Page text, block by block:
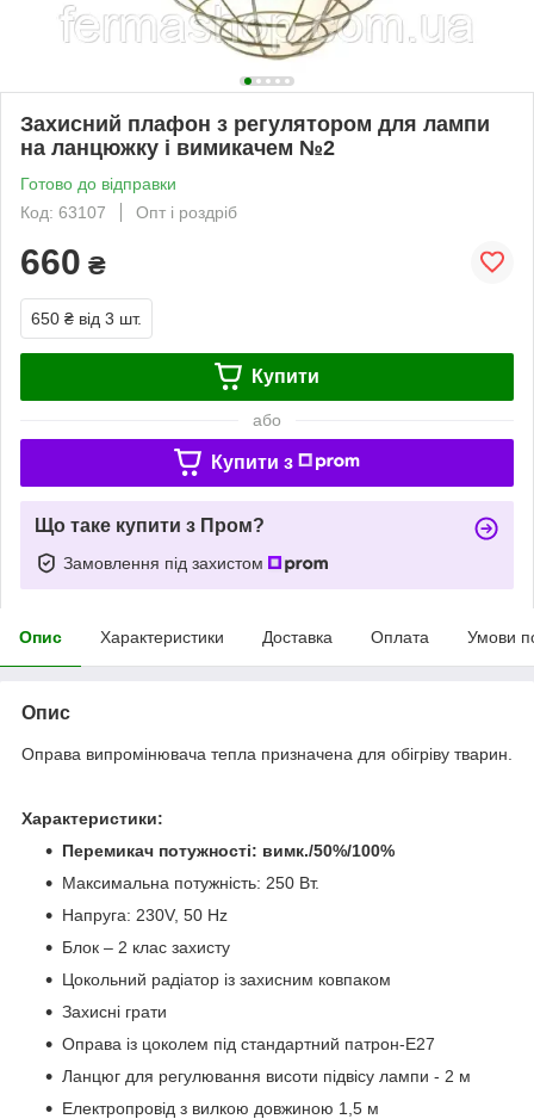
Захисний плафон з регулятором для лампи
на ланцюжку і вимикачем №2
Готово до відправки
Код: 63107
Опт і роздріб
660 ₴
650 ₴ від 3 шт.
Купити
або
Купити з
Що таке купити з Пром?
Замовлення під захистом
Опис Характеристики Доставка Оплата Умови
Опис
Оправа випромінювача тепла призначена для обігріву тварин.
Характеристики:
Перемикач потужності: вимк./50%/100%
Максимальна потужність: 250 Вт.
Напруга: 230V, 50 Hz
Блок – 2 клас захисту
Цокольний радіатор із захисним ковпаком
Захисні грати
Оправа із цоколем під стандартний патрон-E27
Ланцюг для регулювання висоти підвісу лампи - 2 м
Електропровід з вилкою довжиною 1,5 м